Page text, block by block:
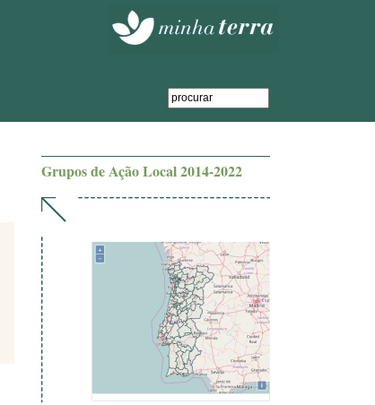
Grupos de Ação Local 2014-2022